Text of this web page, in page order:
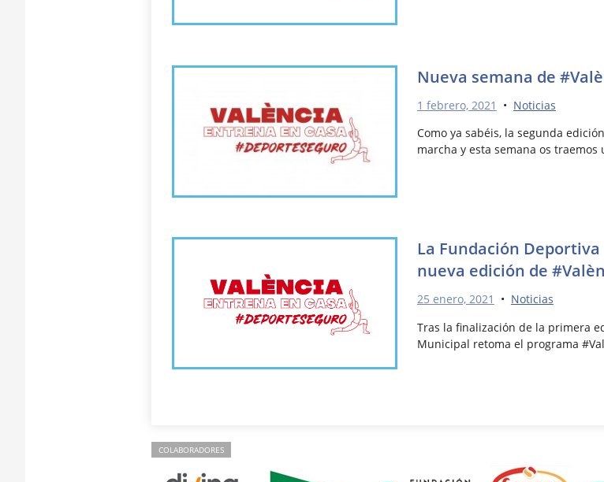
Nueva semana de
1 febrero, 2021 • Noticias
Como ya sabéis, la segunda
marcha y esta semana os traemos
La Fundación
nueva edición de
25 enero, 2021 • Noticias
Tras la finalización de la primera
Municipal retoma el programa
COLABORADORES